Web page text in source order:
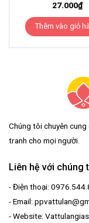
27.000₫
Thêm vào giỏ
Chúng tôi chuyên
tranh cho mọi người.
Liên hệ với chúng
- Điện thoại:
- Email:
- Website: